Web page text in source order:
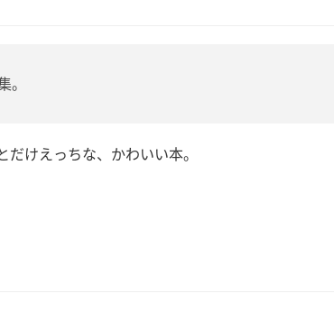
。
けえっちな、かわいい本。